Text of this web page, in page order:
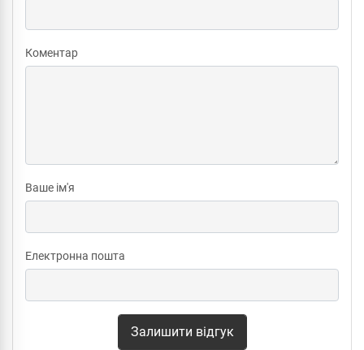
Коментар
Ваше ім'я
Електронна пошта
Залишити відгук